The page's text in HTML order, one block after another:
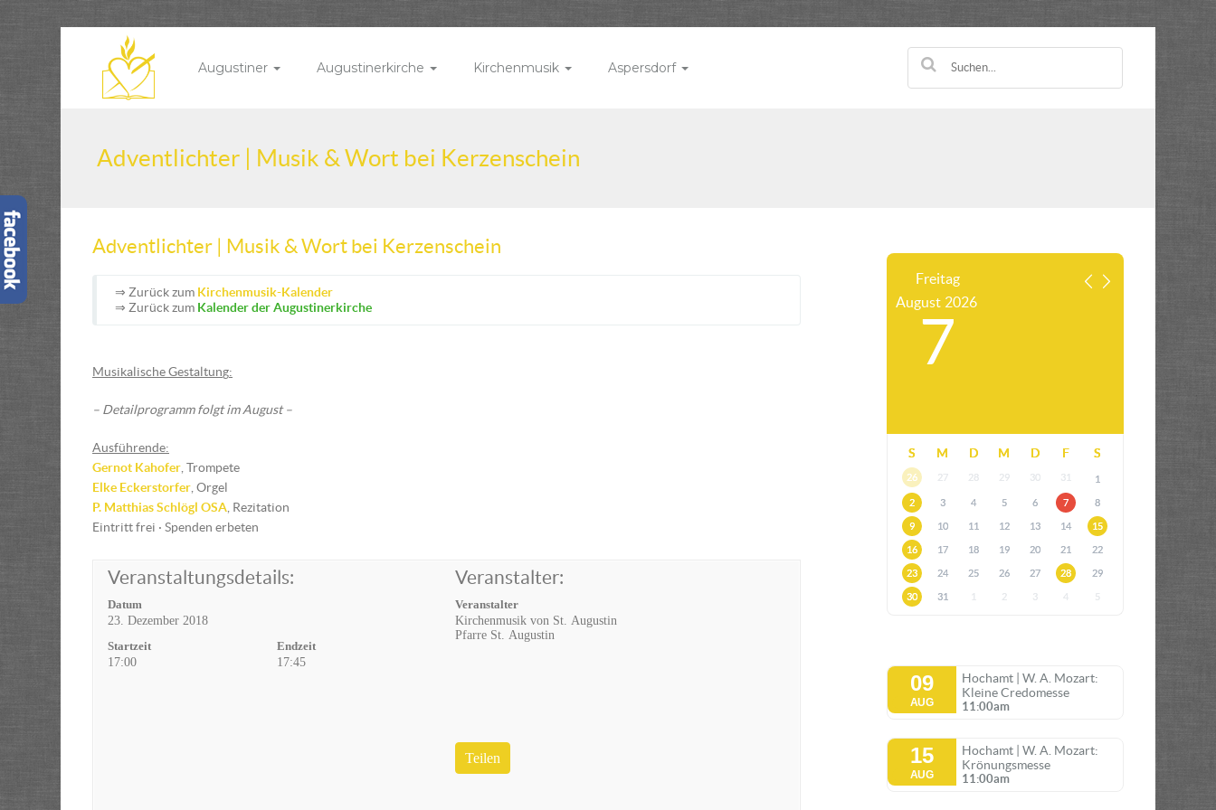
Augustiner Augustinerkirche Kirchenmusik Aspersdorf
Adventlichter | Musik & Wort bei Kerzenschein
Adventlichter | Musik & Wort bei Kerzenschein
⇒ Zurück zum Kirchenmusik-Kalender
⇒ Zurück zum Kalender der Augustinerkirche
Musikalische Gestaltung:
– Detailprogramm folgt im August –
Ausführende:
Gernot Kahofer , Trompete
Elke Eckerstorfer , Orgel
P. Matthias Schlögl OSA , Rezitation
Eintritt frei · Spenden erbeten
Veranstaltungsdetails:
Datum
23. Dezember 2018
Startzeit
17:00
Endzeit
17:45
Veranstalter:
Veranstalter
Kirchenmusik von St. Augustin
Pfarre St. Augustin
Teilen
Freitag
August 2026
7
S M D M D F S
26 27 28 29 30 31 1
2 3 4 5 6 7 8
9 10 11 12 13 14 15
16 17 18 19 20 21 22
23 24 25 26 27 28 29
30 31 1 2 3 4 5
09
AUG
Hochamt | W. A. Mozart:
Kleine Credomesse
11:00am
15
AUG
Hochamt | W. A. Mozart:
Krönungsmesse
11:00am